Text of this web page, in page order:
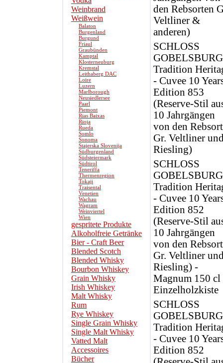
Weinbrand
Weißwein
Balaton
Burgenland
Burgund
Friaul
Graubünden
Kamptal
Klosterneuburg
Kremstal
Leithaberg DAC
Loire
Luzern
Marlborough
Neusiedlersee
Paarl
Piemont
Rias Baixas
Rioja
Rueda
Somlo
Sonoma
Stajerska Slovenija
Südburgenland
Südsteiermark
Südtirol
Teneriffa
Thermenregion
Tokaji
Traisental
Venetien
Wachau
Wagram
Weinviertel
Wien
gespritete Produkte
Alkoholfreie Getränke
Bier - Craft Beer
Blended Scotch
Blended Whisky
Bourbon Whiskey
Grain Whisky
Irish Whiskey
Malt Whisky
Rum
Rye Whiskey
Single Grain Whisky
Single Malt Whisky
Vatted Malt
Accessoires
Bücher
den Rebsorten
Veltliner &
anderen)
SCHLOSS
GOBELSBURG
Tradition
- Cuvee 10
Edition 853
(Reserve-Stil
10 Jahrgängen
von den
Gr. Veltliner
Riesling)
SCHLOSS
GOBELSBURG
Tradition
- Cuvee 10
Edition 852
(Reserve-Stil
10 Jahrgängen
von den
Gr. Veltliner
Riesling) -
Magnum 150 cl
Einzelholzkiste
SCHLOSS
GOBELSBURG
Tradition
- Cuvee 10
Edition 852